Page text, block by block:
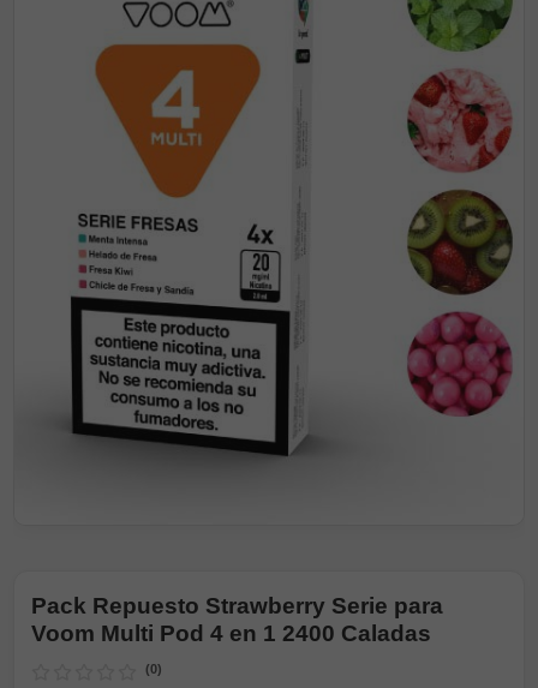
Pack Repuesto Strawberry Serie para
Voom Multi Pod 4 en 1 2400 Caladas
(0)